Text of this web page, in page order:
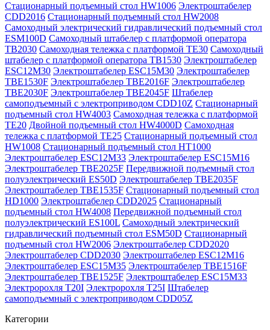
Стационарный подъемный стол HW1006 Электроштабелер
CDD2016 Стационарный подъемный стол HW2008
Самоходный электрический гидравлический подъемный стол
ESM100D Самоходный штабелер с платформой оператора
TB2030 Самоходная тележка с платформой TE30 Самоходный
штабелер с платформой оператора TB1530 Электроштабелер
ESC12M30 Электроштабелер ESC15M30 Электроштабелер
TBE1530F Электроштабелер TBE2016F Электроштабелер
TBE2030F Электроштабелер TBE2045F Штабелер
самоподъемный с электроприводом CDD10Z Стационарный
подъемный стол HW4003 Самоходная тележка с платформой
TE20 Двойной подъемный стол HW4000D Самоходная
тележка с платформой TE25 Стационарный подъемный стол
HW1008 Стационарный подъемный стол HT1000
Электроштабелер ESC12M33 Электроштабелер ESC15M16
Электроштабелер TBE2025F Передвижной подъемный стол
полуэлектрический ES50D Электроштабелер TBE2035F
Электроштабелер TBE1535F Стационарный подъемный стол
HD1000 Электроштабелер CDD2025 Стационарный
подъемный стол HW4008 Передвижной подъемный стол
полуэлектрический ES100L Самоходный электрический
гидравлический подъемный стол ESM50D Стационарный
подъемный стол HW2006 Электроштабелер CDD2020
Электроштабелер CDD2030 Электроштабелер ESC12M16
Электроштабелер ESC15M35 Электроштабелер TBE1516F
Электроштабелер TBE1525F Электроштабелер ESC15M33
Электророхля T20I Электророхля T25I Штабелер
самоподъемный с электроприводом CDD05Z
Категории